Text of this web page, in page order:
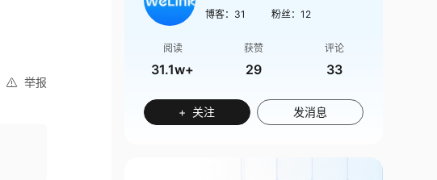
举报
博客： 31 粉丝： 12
阅读
31.1w+
获赞
29
评论
33
+ 关注 发消息